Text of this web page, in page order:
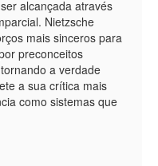
alcançada através
Nietzsche
mais sinceros para
preconceitos
a verdade
a sua crítica mais
como sistemas que